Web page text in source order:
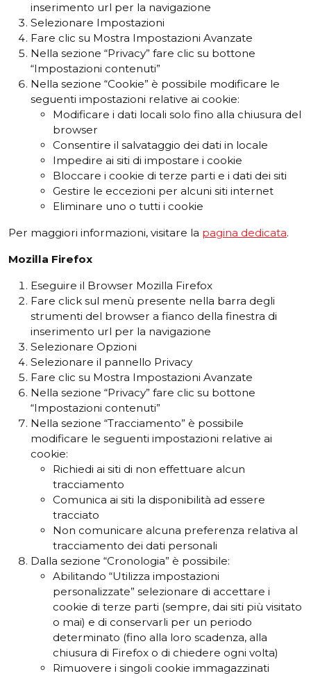
inserimento url per la navigazione
Selezionare Impostazioni
Fare clic su Mostra Impostazioni Avanzate
Nella sezione “Privacy” fare clic su bottone
“Impostazioni contenuti”
Nella sezione “Cookie” è possibile modificare le
seguenti impostazioni relative ai cookie:
Modificare i dati locali solo fino alla chiusura del
browser
Consentire il salvataggio dei dati in locale
Impedire ai siti di impostare i cookie
Bloccare i cookie di terze parti e i dati dei siti
Gestire le eccezioni per alcuni siti internet
Eliminare uno o tutti i cookie
Per maggiori informazioni, visitare la pagina dedicata.
Mozilla Firefox
Eseguire il Browser Mozilla Firefox
Fare click sul menù presente nella barra degli
strumenti del browser a fianco della finestra di
inserimento url per la navigazione
Selezionare Opzioni
Selezionare il pannello Privacy
Fare clic su Mostra Impostazioni Avanzate
Nella sezione “Privacy” fare clic su bottone
“Impostazioni contenuti”
Nella sezione “Tracciamento” è possibile
modificare le seguenti impostazioni relative ai
cookie:
Richiedi ai siti di non effettuare alcun
tracciamento
Comunica ai siti la disponibilità ad essere
tracciato
Non comunicare alcuna preferenza relativa al
tracciamento dei dati personali
Dalla sezione “Cronologia” è possibile:
Abilitando “Utilizza impostazioni
personalizzate” selezionare di accettare i
cookie di terze parti (sempre, dai siti più visitato
o mai) e di conservarli per un periodo
determinato (fino alla loro scadenza, alla
chiusura di Firefox o di chiedere ogni volta)
Rimuovere i singoli cookie immagazzinati